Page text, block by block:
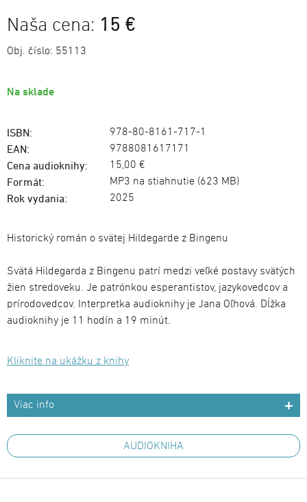
Naša cena: 15 €
Obj. číslo: 55113
Na sklade
ISBN: 978-80-8161-717-1
EAN: 9788081617171
Cena audioknihy: 15,00 €
Formát: MP3 na stiahnutie (623 MB)
Rok vydania: 2025
Historický román o svätej Hildegarde z Bingenu
Svätá Hildegarda z Bingenu patrí medzi veľké postavy svätých
žien stredoveku. Je patrónkou esperantistov, jazykovedcov a
prírodovedcov. Interpretka audioknihy je Jana Oľhová. Dĺžka
audioknihy je 11 hodín a 19 minút.
Kliknite na ukážku z knihy
Viac info
AUDIOKNIHA